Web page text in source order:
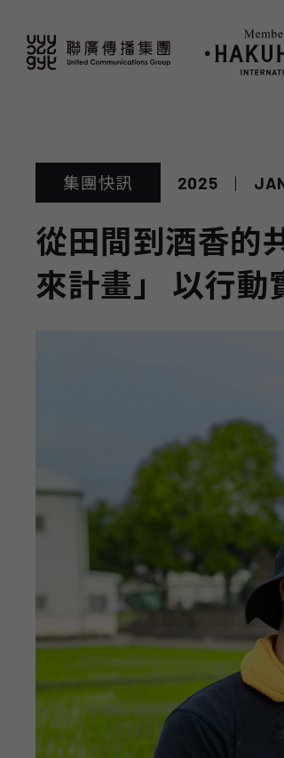
集團快訊 2025 |
從田間到酒香的
來計畫」 以行動